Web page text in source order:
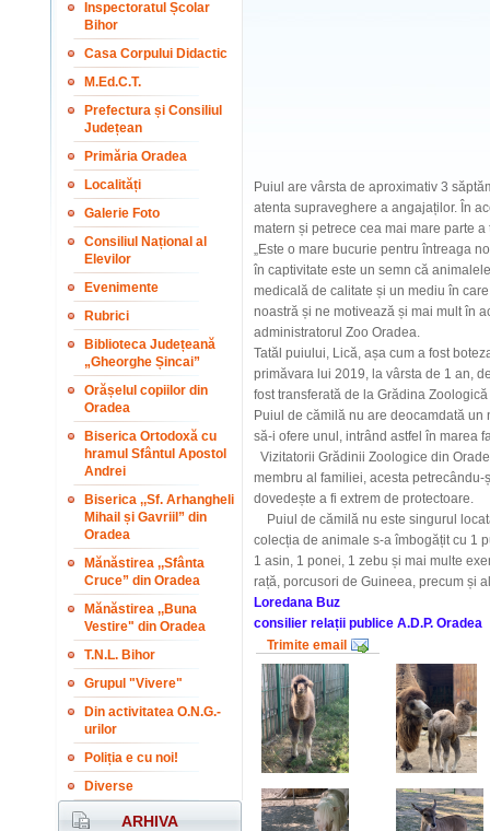
Inspectoratul Școlar
Bihor
Casa Corpului Didactic
M.Ed.C.T.
Prefectura și Consiliul
Județean
Primăria Oradea
Localități
Galerie Foto
Consiliul Național al
Elevilor
Evenimente
Rubrici
Biblioteca Județeană
„Gheorghe Șincai”
Orășelul copiilor din
Oradea
Biserica Ortodoxă cu
hramul Sfântul Apostol
Andrei
Biserica ,,Sf. Arhangheli
Mihail și Gavriil” din
Oradea
Mănăstirea ,,Sfânta
Cruce” din Oradea
Mănăstirea ,,Buna
Vestire" din Oradea
T.N.L. Bihor
Grupul "Vivere"
Din activitatea O.N.G.-
urilor
Poliția e cu noi!
Diverse
ARHIVA
Puiul are vârsta de aproximativ 3
atenta supraveghere a angajaților. În
matern și petrece cea mai mare parte
„Este o mare bucurie pentru întreaga
în captivitate este un semn că
medicală de calitate și un mediu în
noastră și ne motivează și mai mult în
administratorul Zoo Oradea.
Tatăl puiului, Lică, așa cum a fost
primăvara lui 2019, la vârsta de 1 an,
fost transferată de la Grădina
Puiul de cămilă nu are deocamdată
să-i ofere unul, intrând astfel în marea
Vizitatorii Grădinii Zoologice din
membru al familiei, acesta
dovedește a fi extrem de protectoare.
Puiul de cămilă nu este singurul
colecția de animale s-a îmbogățit cu 1
1 asin, 1 ponei, 1 zebu și mai multe
rață, porcusori de Guineea, precum și
Loredana Buz
consilier relații publice A.D.P. Oradea
Trimite email